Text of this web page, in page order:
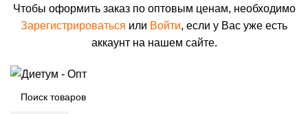
Чтобы оформить заказ по оптовым ценам, необходимо
Зарегистрироваться или Войти, если у Вас уже есть
аккаунт на нашем сайте.